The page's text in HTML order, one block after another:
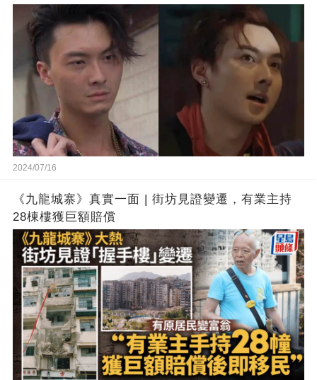
2024/07/16
《九龍城寨》真實一面 | 街坊見證變遷，有業主持
28棟樓獲巨額賠償